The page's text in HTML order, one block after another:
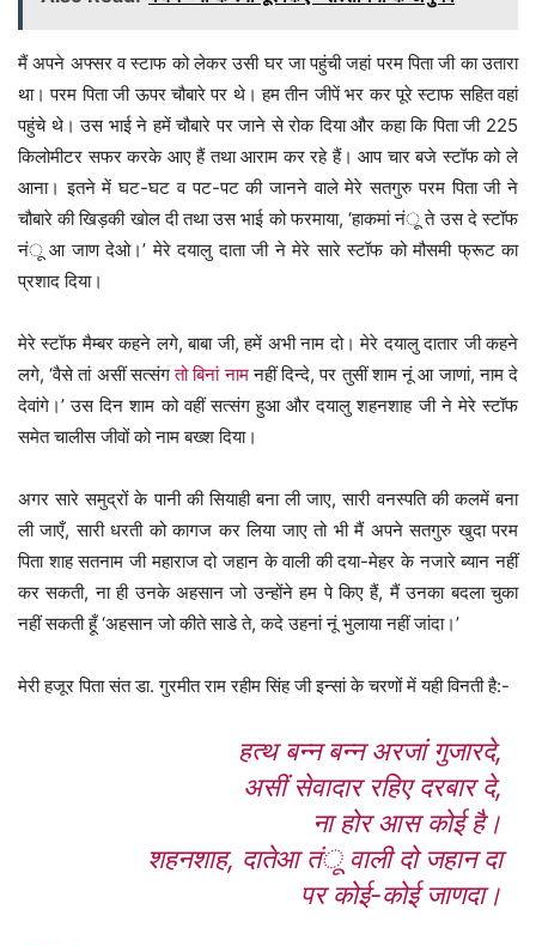
मैं अपने अफ्सर व स्टाफ को लेकर उसी घर जा पहुंची जहां परम पिता जी का उतारा
था। परम पिता जी ऊपर चौबारे पर थे। हम तीन जीपें भर कर पूरे स्टाफ सहित वहां
पहुंचे थे। उस भाई ने हमें चौबारे पर जाने से रोक दिया और कहा कि पिता जी 225
किलोमीटर सफर करके आए हैं तथा आराम कर रहे हैं। आप चार बजे स्टॉफ को ले
आना। इतने में घट-घट व पट-पट की जानने वाले मेरे सतगुरु परम पिता जी ने
चौबारे की खिड़की खोल दी तथा उस भाई को फरमाया, ‘हाकमां नंू ते उस दे स्टॉफ
नंू आ जाण देओ।’ मेरे दयालु दाता जी ने मेरे सारे स्टॉफ को मौसमी फ्रूट का
प्रशाद दिया।
मेरे स्टॉफ मैम्बर कहने लगे, बाबा जी, हमें अभी नाम दो। मेरे दयालु दातार जी कहने
लगे, ‘वैसे तां असीं सत्संगतो बिनां नामनहीं दिन्दे, पर तुसीं शाम नूं आ जाणां, नाम दे
देवांगे।’ उस दिन शाम को वहीं सत्संग हुआ और दयालु शहनशाह जी ने मेरे स्टॉफ
समेत चालीस जीवों को नाम बख्श दिया।
अगर सारे समुद्रों के पानी की सियाही बना ली जाए, सारी वनस्पति की कलमें बना
ली जाएँ, सारी धरती को कागज कर लिया जाए तो भी मैं अपने सतगुरु खुदा परम
पिता शाह सतनाम जी महाराज दो जहान के वाली की दया-मेहर के नजारे ब्यान नहीं
कर सकती, ना ही उनके अहसान जो उन्होंने हम पे किए हैं, मैं उनका बदला चुका
नहीं सकती हूँ ‘अहसान जो कीते साडे ते, कदे उहनां नूं भुलाया नहीं जांदा।’
मेरी हजूर पिता संत डा. गुरमीत राम रहीम सिंह जी इन्सां के चरणों में यही विनती है:-
हत्थ बन्न बन्न अरजां गुजारदे,
असीं सेवादार रहिए दरबार दे,
ना होर आस कोई है।
शहनशाह, दातेआ तंू वाली दो जहान दा
पर कोई-कोई जाणदा।